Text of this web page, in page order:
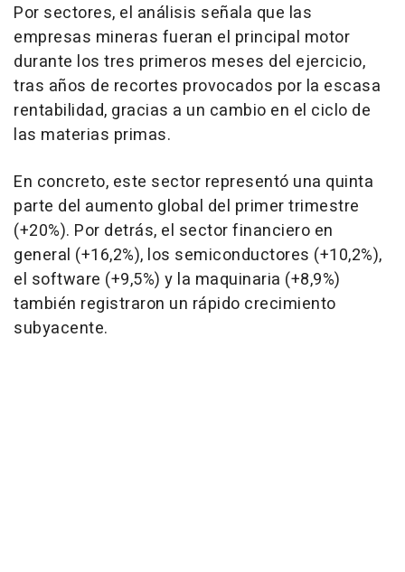
Por sectores, el análisis señala que las
empresas mineras fueran el principal motor
durante los tres primeros meses del ejercicio,
tras años de recortes provocados por la escasa
rentabilidad, gracias a un cambio en el ciclo de
las materias primas.
En concreto, este sector representó una quinta
parte del aumento global del primer trimestre
(+20%). Por detrás, el sector financiero en
general (+16,2%), los semiconductores (+10,2%),
el software (+9,5%) y la maquinaria (+8,9%)
también registraron un rápido crecimiento
subyacente.